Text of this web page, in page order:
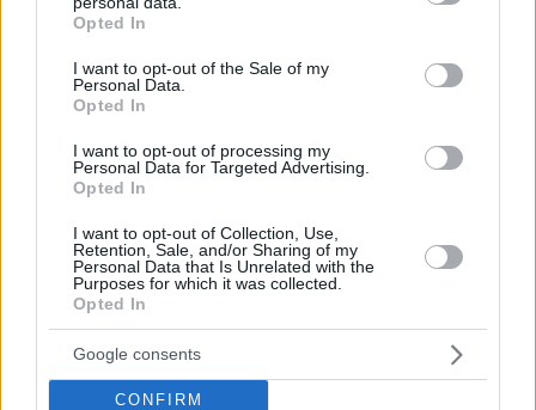
grant or deny consent to Google and its third-party tags to
use your data for below specified purposes in below Google
consent section.
Opted In
I want to opt-out of the Sale of my
Personal Data.
Opted In
I want to opt-out of processing my
Personal Data for Targeted Advertising.
Opted In
I want to opt-out of Collection, Use,
Retention, Sale, and/or Sharing of my
Personal Data that Is Unrelated with the
Purposes for which it was collected.
Opted In
Google consents
CONFIRM
Το «μαύρο κουτί» της πτώσης της Ρεάλ: Τα αρνητικά
ρεκόρ, τα «αμαρτήματα» του Αντσελότι και ο κακός
σχεδιασμός
17.04.2025, 21:11